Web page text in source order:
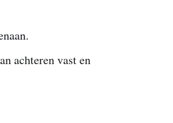
achteren vast en